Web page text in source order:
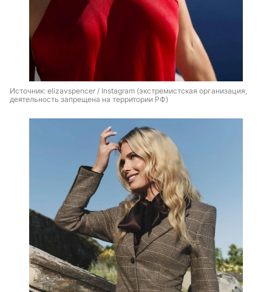
Источник: elizavspencer / Instagram (экстремистская организация,
деятельность запрещена на территории РФ)